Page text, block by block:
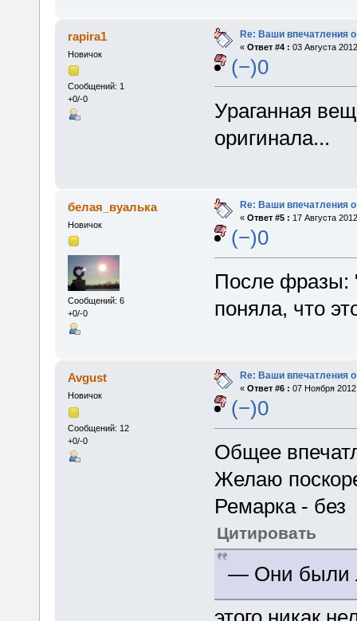
rapira1
Новичок
Сообщений: 1
+0/-0
Re: Ваши впечатления о
« Ответ #4 : 03 Августа
(−)0
Ураганная
оригинала...
белая_вуалька
Новичок
Сообщений: 6
+0/-0
Re: Ваши впечатления о
« Ответ #5 : 17 Августа
(−)0
После фразы:
поняла, что
Avgust
Новичок
Сообщений: 12
+0/-0
Re: Ваши впечатления о
« Ответ #6 : 07 Ноября
(−)0
Общее
Желаю
Ремарка - без
Цитировать
— Они были